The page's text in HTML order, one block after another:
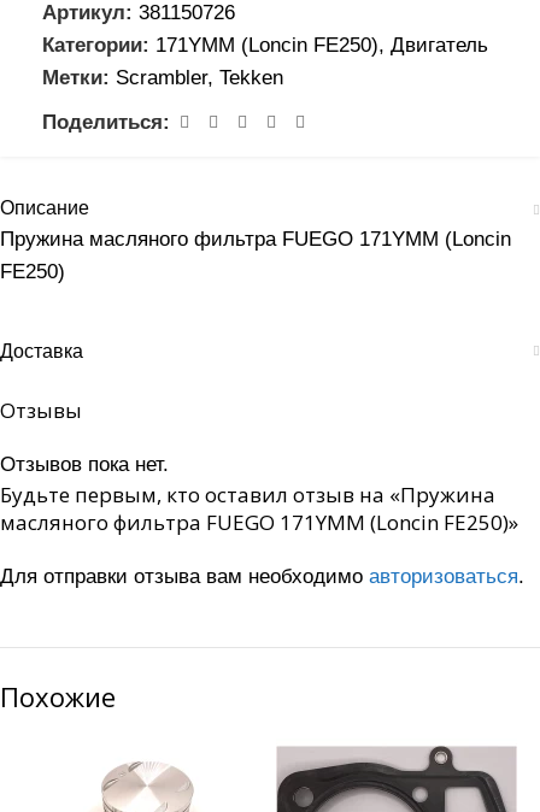
Артикул: 381150726
Категории: 171YMM (Loncin FE250), Двигатель
Метки: Scrambler, Tekken
Поделиться:
Описание
Пружина масляного фильтра FUEGO 171YMM (Loncin
FE250)
Доставка
Отзывы
Отзывов пока нет.
Будьте первым, кто оставил отзыв на «Пружина
масляного фильтра FUEGO 171YMM (Loncin FE250)»
Для отправки отзыва вам необходимо авторизоваться.
Похожие